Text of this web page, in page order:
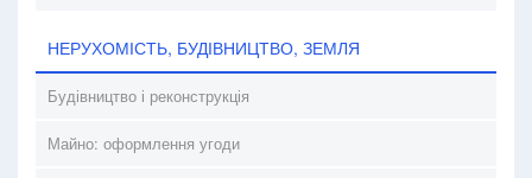
НЕРУХОМІСТЬ, БУДІВНИЦТВО, ЗЕМЛЯ
Будівництво і реконструкція
Майно: оформлення угоди